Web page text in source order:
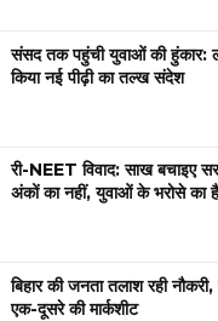
संसद तक पहुंची युवाओं की हुंकार:
किया नई पीढ़ी का तल्ख संदेश
री-NEET विवाद: साख बचाइए
अंकों का नहीं, युवाओं के भरोसे का
बिहार की जनता तलाश रही
एक-दूसरे की मार्कशीट